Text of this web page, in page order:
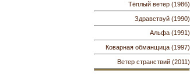
Тёплый ветер (1986)
Здравствуй (1990)
Альфа (1991)
Коварная обманщица (1997)
Ветер странствий (2011)